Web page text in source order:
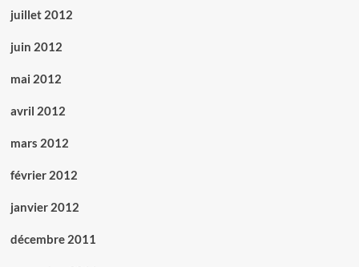
juillet 2012
juin 2012
mai 2012
avril 2012
mars 2012
février 2012
janvier 2012
décembre 2011